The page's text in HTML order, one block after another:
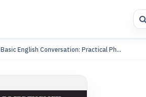
Basic English Conversation: Practical Ph...